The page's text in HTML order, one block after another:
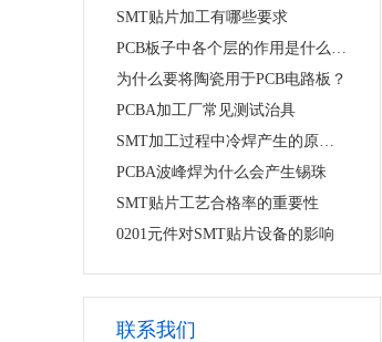
SMT贴片加工有哪些要求
PCB板子中各个层的作用是什么，使用的时候需要注意什么
为什么要将陶瓷用于PCB电路板？
PCBA加工厂常见测试治具
SMT加工过程中冷焊产生的原因与对策
PCBA波峰焊为什么会产生锡珠
SMT贴片工艺合格率的重要性
0201元件对SMT贴片设备的影响
联系我们